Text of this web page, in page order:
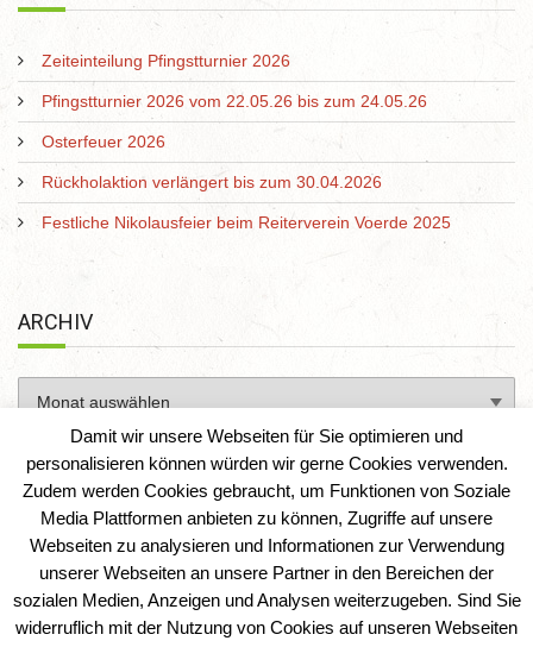
Zeiteinteilung Pfingstturnier 2026
Pfingstturnier 2026 vom 22.05.26 bis zum 24.05.26
Osterfeuer 2026
Rückholaktion verlängert bis zum 30.04.2026
Festliche Nikolausfeier beim Reiterverein Voerde 2025
ARCHIV
Reiterverein Voerde e. V. | IT-Solution-AD
Damit wir unsere Webseiten für Sie optimieren und
personalisieren können würden wir gerne Cookies verwenden.
Zudem werden Cookies gebraucht, um Funktionen von Soziale
Media Plattformen anbieten zu können, Zugriffe auf unsere
Webseiten zu analysieren und Informationen zur Verwendung
unserer Webseiten an unsere Partner in den Bereichen der
sozialen Medien, Anzeigen und Analysen weiterzugeben. Sind Sie
widerruflich mit der Nutzung von Cookies auf unseren Webseiten